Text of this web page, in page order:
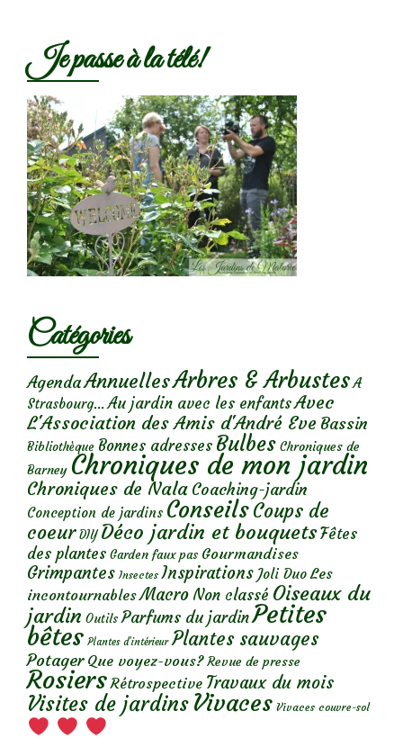
Je passe à la télé!
Catégories
AgendaAnnuellesArbres & Arbustes A
Strasbourg... Au jardin avec les enfantsAvec
L'Association des Amis d'André Eve Bassin
Bibliothèque Bonnes adresses Bulbes Chroniques de
Barney Chroniques de mon jardin
Chroniques de Nala Coaching-jardin
Conception de jardins ConseilsCoups de
coeur DIY Déco jardin et bouquetsFêtes
des plantes Garden faux pas Gourmandises
Grimpantes Insectes Inspirations Joli Duo Les
incontournables Macro Non classé Oiseaux du
jardin Outils Parfums du jardinPetites
bêtes Plantes d’intérieur Plantes sauvages
Potager Que voyez-vous? Revue de presse
Rosiers Rétrospective Travaux du mois
Visites de jardins Vivaces Vivaces couvre-sol